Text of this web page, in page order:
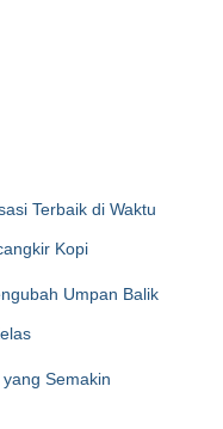
Terbaik di Waktu
Kopi
Umpan Balik
Semakin